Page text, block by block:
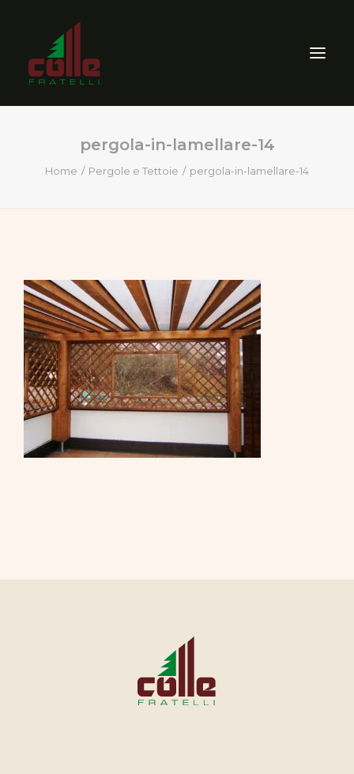
AZIENDA
LEGNO
CERTIFICAZIONI
CONTATTI
pergola-in-lamellare-14
Home Pergole e Tettoie pergola-in-lamellare-14